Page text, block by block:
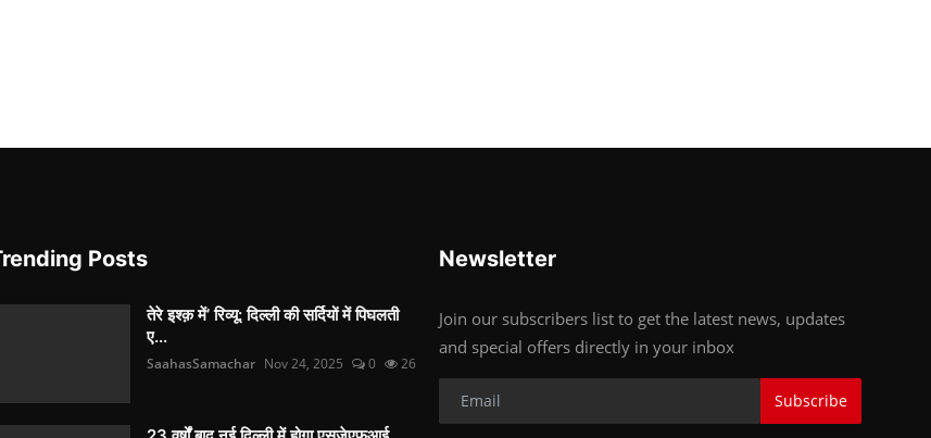
Posts
तेरे इश्क़ में’ रिव्यू: दिल्ली की सर्दियों में पिघलती
ए...
SaahasSamachar Nov 24, 2025 0 26
Newsletter
Join our subscribers list to get the latest news, updates
and special offers directly in your inbox
Subscribe